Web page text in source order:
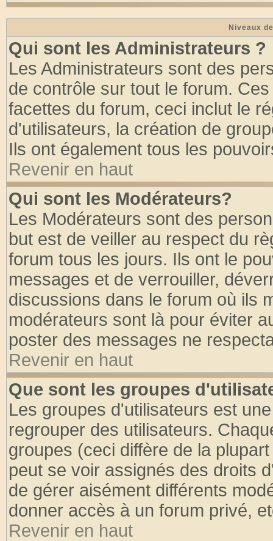
Niveaux
Qui sont les Administrateurs ?
Les Administrateurs sont des
de contrôle sur tout le forum.
facettes du forum, ceci inclut le
d'utilisateurs, la création de
Ils ont également tous les
Revenir en haut
Qui sont les Modérateurs?
Les Modérateurs sont des
but est de veiller au respect du
forum tous les jours. Ils ont le
messages et de verrouiller,
discussions dans le forum où ils
modérateurs sont là pour éviter
poster des messages ne
Revenir en haut
Que sont les groupes
Les groupes d'utilisateurs est
regrouper des utilisateurs.
groupes (ceci diffère de la
peut se voir assignés des droits
de gérer aisément différents
donner accès à un forum privé,
Revenir en haut